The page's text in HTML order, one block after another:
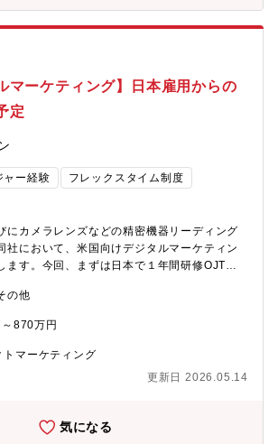
管理およびPDCA推進■ Lミニマート事業の
・デジタルコミュニケーション施策の企画・
画・推進 ・ローソン本体および関係部門との
・ローソンストア100のデジタルコミュニケー
としてリードできます。・Lミニマートを含む
関わり、事業成長に直接貢献できます。・ロ
客基盤やデータを活用した幅広いマーケティ
結果や事業環境の変化等により、事業内容の
る可能性があります。なお、その場合もロー
ーケティング業務に携わっていただくことを
マーケティング】日本雇用からの
定
ャー経験
フレックスタイム制度
にカメラレンズなどの精密機器リーディング
社において、米国向けデジタルマーケティン
ます。今回、まずは日本で１年間研修OJT
でもご説明いただけます）☆なにかしらのデ
グ経験ある方を歓迎しまして、業務としては
アメリカ現地法人の管轄市場（南北全部、直
自社ブランド交換レンズ（BtoC製品）、監視
解析。自社WebサイトやSNS運営最適化、
で１年程経験を積んだ後、アメリカ現地法人
地オフィスに勤務。現地法人のデジタルマー
の他
870万円
トマーケティング
更新日 2026.05.14
気になる